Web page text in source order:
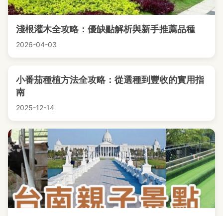
淺根灌木全攻略：優缺點解析與新手推薦品種
2026-04-03
小番茄種植方法全攻略：從選種到豐收的實用指
南
2025-12-14